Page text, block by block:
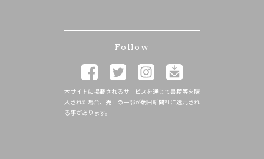
Follow
本サイトに掲載されるサービスを通じて書籍等を購
入された場合、売上の一部が朝日新聞社に還元され
る事があります。